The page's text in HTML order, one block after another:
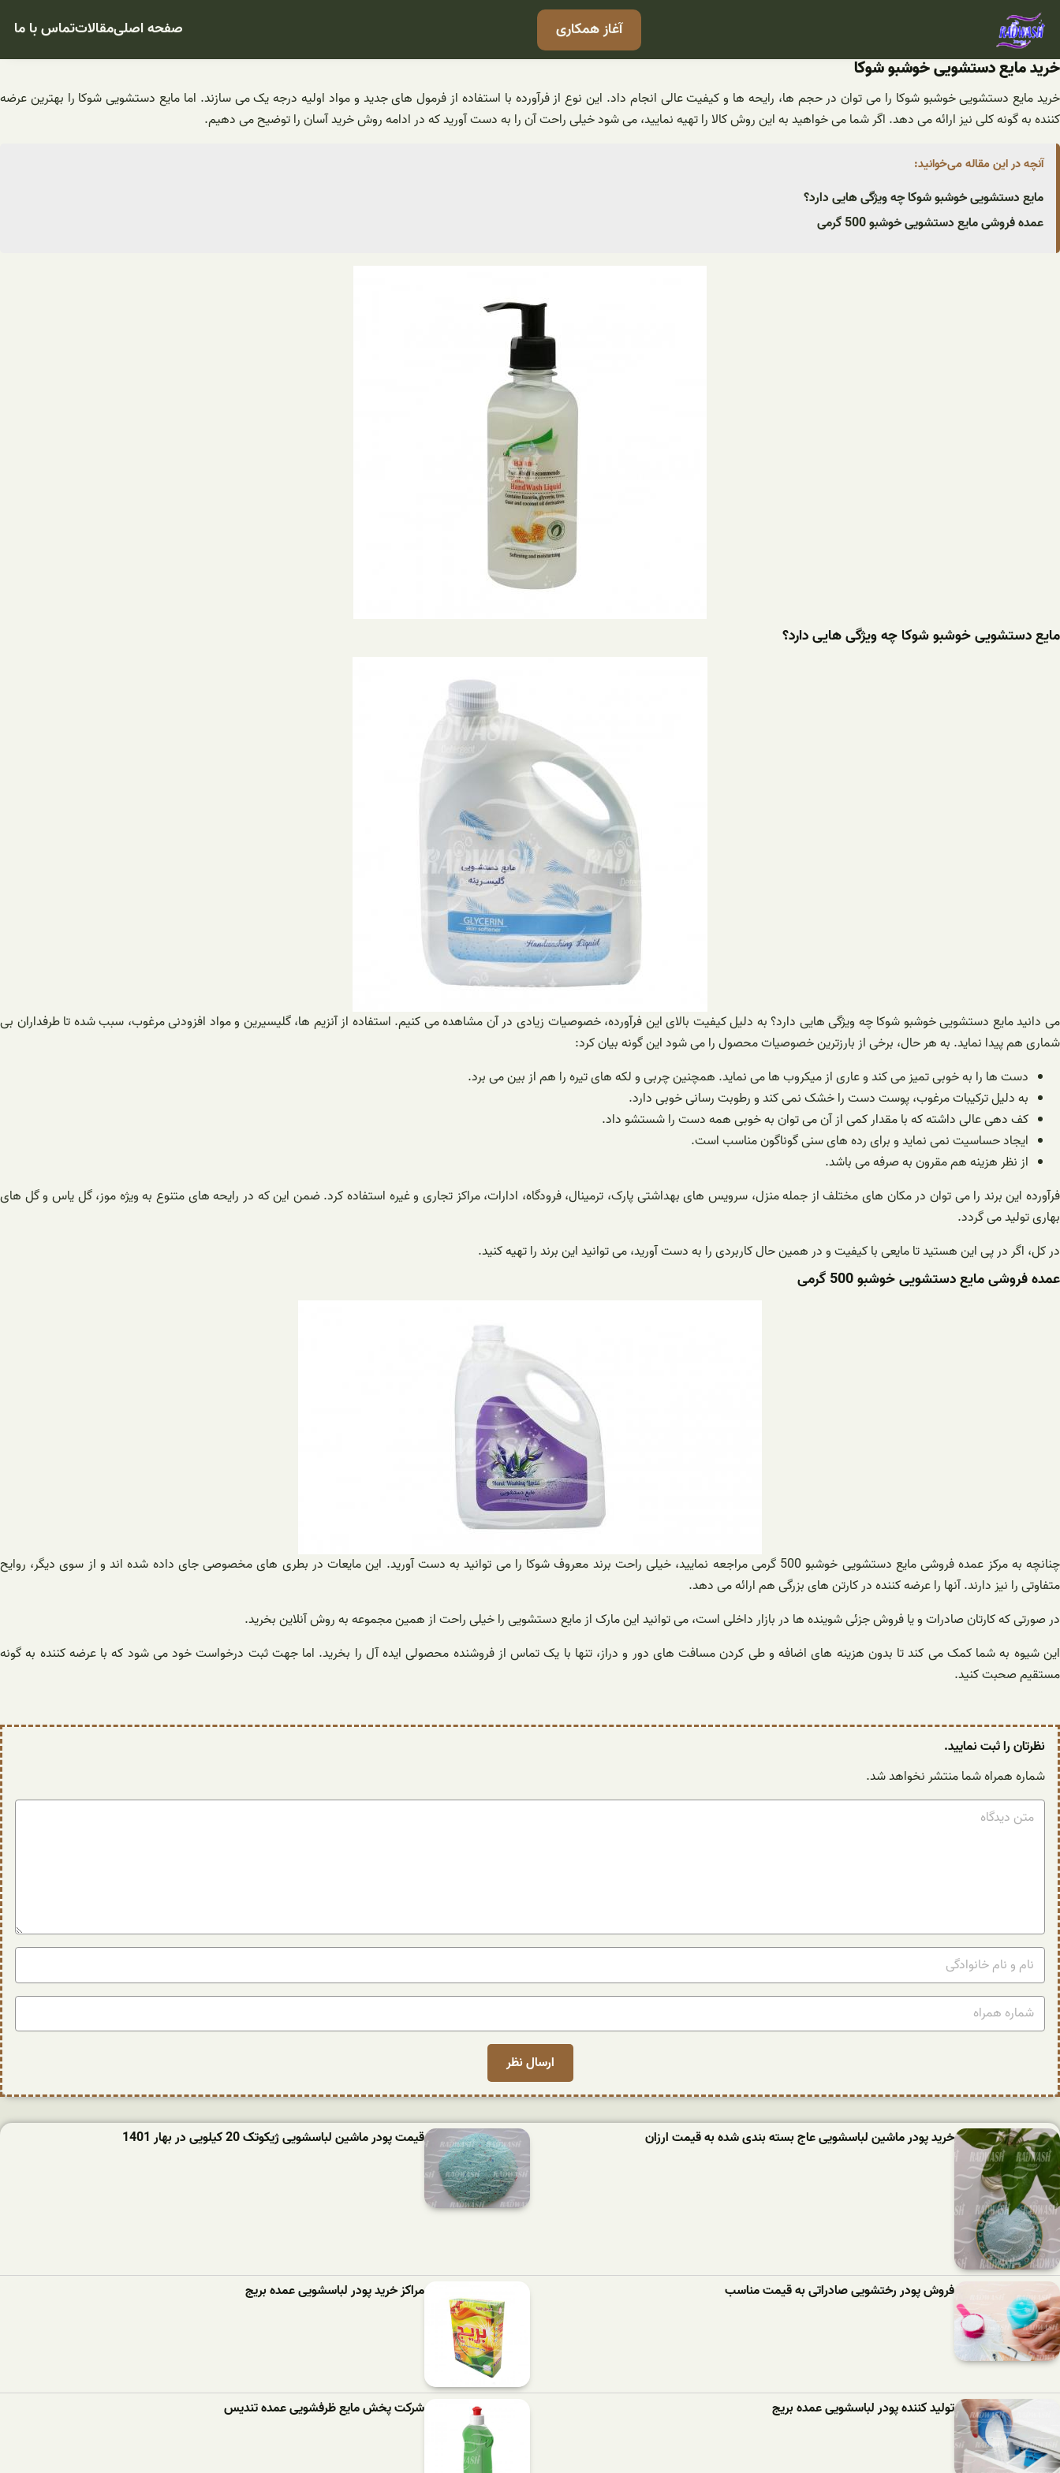
رفتن
آغاز همکاری صفحه اصلیمقالاتتماس با ما
خرید مایع دستشویی خوشبو شوکا
خرید مایع دستشویی خوشبو شوکا را می توان در حجم ها، رایحه ها و کیفیت عالی انجام داد. این نوع از فرآورده با استفاده از فرمول های جدید و مواد اولیه درجه یک می سازند. اما مایع دستشویی شوکا را بهترین عرضه
کننده به گونه کلی نیز ارائه می دهد. اگر شما می خواهید به این روش کالا را تهیه نمایید، می شود خیلی راحت آن را به دست آورید که در ادامه روش خرید آسان را توضیح می دهیم.
آنچه در این مقاله می‌خوانید:
مایع دستشویی خوشبو شوکا چه ویژگی هایی دارد؟
عمده فروشی مایع دستشویی خوشبو 500 گرمی
مایع دستشویی خوشبو شوکا چه ویژگی هایی دارد؟
می دانید مایع دستشویی خوشبو شوکا چه ویژگی هایی دارد؟ به دلیل کیفیت بالای این فرآورده، خصوصیات زیادی در آن مشاهده می کنیم. استفاده از آنزیم ها، گلیسیرین و مواد افزودنی مرغوب، سبب شده تا طرفداران بی
‌شماری هم پیدا نماید. به هر حال، برخی از بارزترین خصوصیات محصول را می شود این گونه بیان کرد:
دست ها را به خوبی تمیز می کند و عاری از میکروب ها می نماید. همچنین چربی و لکه های تیره را هم از بین می برد.
به دلیل ترکیبات مرغوب، پوست دست را خشک نمی‌ کند و رطوبت رسانی خوبی دارد.
کف دهی عالی داشته که با مقدار کمی از آن می توان به خوبی همه دست را شستشو داد.
ایجاد حساسیت نمی نماید و برای رده های سنی گوناگون مناسب است.
از نظر هزینه هم مقرون به صرفه می باشد.
فرآورده این برند را می توان در مکان های مختلف از جمله منزل، سرویس های بهداشتی پارک، ترمینال، فرودگاه، ادارات، مراکز تجاری و غیره استفاده کرد. ضمن این که در رایحه های متنوع به ویژه موز، گل یاس و گل های
بهاری تولید می گردد.
در کل، اگر در پی این هستید تا مایعی با کیفیت و در همین حال کاربردی را به دست آورید، می توانید این برند را تهیه کنید.
عمده فروشی مایع دستشویی خوشبو 500 گرمی
چنانچه به مرکز عمده فروشی مایع دستشویی خوشبو 500 گرمی مراجعه نمایید، خیلی راحت برند معروف شوکا را می توانید به دست آورید. این مایعات در بطری های مخصوصی جای داده شده اند و از سوی دیگر، روایح
متفاوتی را نیز دارند. آنها را عرضه کننده در کارتن های بزرگی هم ارائه می دهد.
در صورتی که کارتان صادرات و یا فروش جزئی شوینده ها در بازار داخلی است، می توانید این مارک از مایع دستشویی را خیلی راحت از همین مجموعه به روش آنلاین بخرید.
این شیوه به شما کمک می کند تا بدون هزینه های اضافه و طی کردن مسافت های دور و دراز، تنها با یک تماس از فروشنده محصولی ایده آل را بخرید. اما جهت ثبت درخواست خود می شود که با عرضه کننده به گونه
مستقیم صحبت کنید.
نظرتان را ثبت نمایید.
شماره همراه شما منتشر نخواهد شد.
خرید پودر ماشین لباسشویی عاج بسته بندی شده به قیمت ارزان قیمت پودر ماشین لباسشویی ژیکوتک 20 کیلویی در بهار 1401
فروش پودر رختشویی صادراتی به قیمت مناسب مراکز خرید پودر لباسشویی عمده بریج
تولید کننده پودر لباسشویی عمده بریج شرکت پخش مایع ظرفشویی عمده تندیس